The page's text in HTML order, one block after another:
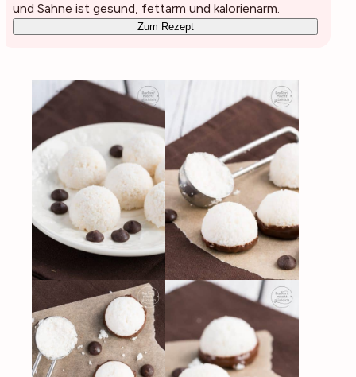
und Sahne ist gesund, fettarm und kalorienarm.
Zum Rezept